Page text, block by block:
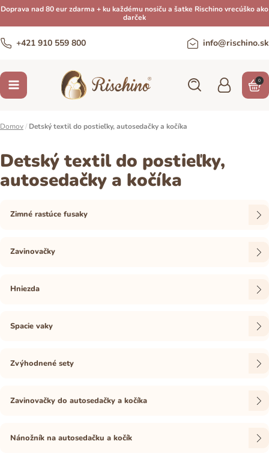
Doprava nad 80 eur zdarma + ku každému nosiču a šatke Rischino vrecúško ako
darček
+421 910 559 800 info@rischino.sk
0
Domov/ Detský textil do postieľky, autosedačky a kočíka
Detský textil do postieľky,
autosedačky a kočíka
Zimné rastúce fusaky
Zavinovačky
Hniezda
Spacie vaky
Zvýhodnené sety
Zavinovačky do autosedačky a kočíka
Nánožník na autosedačku a kočík